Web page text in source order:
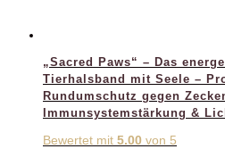
„Sacred Paws“ – Das
Tierhalsband mit Seele –
Rundumschutz gegen
Immunsystemstärkung &
Bewertet mit 5.00 von 5